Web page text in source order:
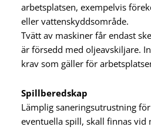
arbetsplatsen, exempelvis
eller vattenskyddsområde.
Tvätt av maskiner får endast
är försedd med oljeavskiljare.
krav som gäller för
Spillberedskap
Lämplig saneringsutrustning
eventuella spill, skall finnas vid